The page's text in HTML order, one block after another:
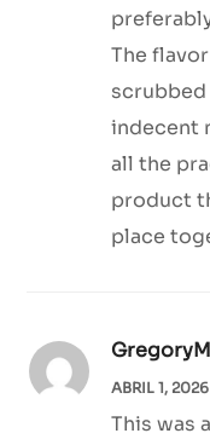
The
scrubbed
indecent
all the
product
place
ABRIL 1, 2026
This was